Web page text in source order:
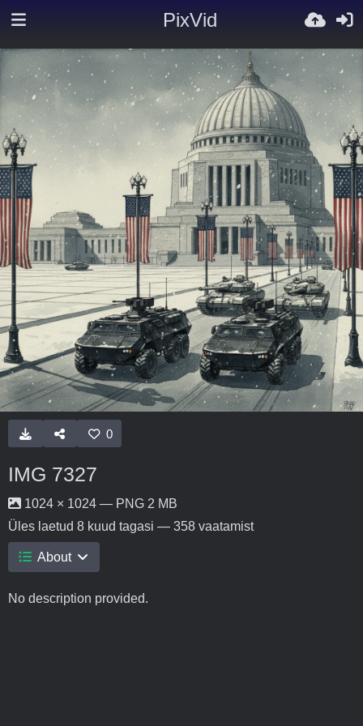
PixVid
0
IMG 7327
1024 × 1024 — PNG 2 MB
Üles laetud 8 kuud tagasi — 358 vaatamist
About
No description provided.